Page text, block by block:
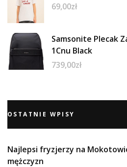
69,00zł
Samsonite Plecak
1Cnu Black
739,00zł
OSTATNIE WPISY
Najlepsi fryzjerzy na
mężczyzn